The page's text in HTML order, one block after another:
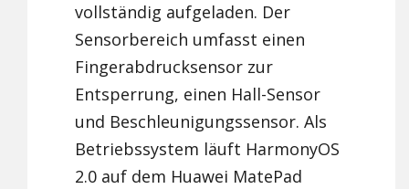
vollständig aufgeladen. Der
Sensorbereich umfasst einen
Fingerabdrucksensor zur
Entsperrung, einen Hall-Sensor
und Beschleunigungssensor. Als
Betriebssystem läuft HarmonyOS
2.0 auf dem Huawei MatePad